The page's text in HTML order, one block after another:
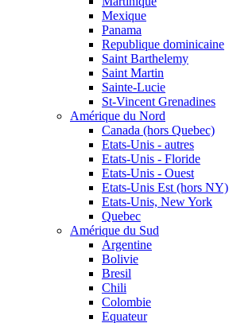
Mexique
Panama
Republique dominicaine
Saint Barthelemy
Saint Martin
Sainte-Lucie
St-Vincent Grenadines
Amérique du Nord
Canada (hors Quebec)
Etats-Unis - autres
Etats-Unis - Floride
Etats-Unis - Ouest
Etats-Unis Est (hors NY)
Etats-Unis, New York
Quebec
Amérique du Sud
Argentine
Bolivie
Bresil
Chili
Colombie
Equateur